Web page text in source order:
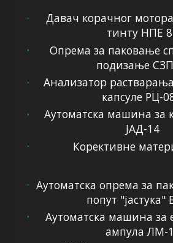
Давач корачног
тинту НПЕ
Опрема за паковање
подизање
Анализатор
капсуле РЦ-
Аутоматска машина за
ЈАД-14
Корективне
Аутоматска опрема за
попут "јастука"
Аутоматска машина за
ампула ЛМ-